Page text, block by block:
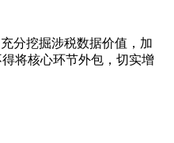
分挖掘涉税数据价值，加
将核心环节外包，切实增